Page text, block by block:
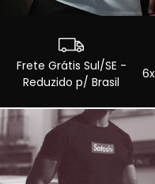
Frete Grátis Sul/SE -
Reduzido p/ Brasil